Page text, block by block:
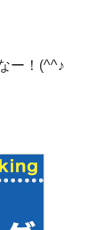
ー！(^^♪